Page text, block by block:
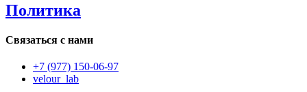
Политика
Связаться с нами
+7 (977) 150-06-97
velour_lab